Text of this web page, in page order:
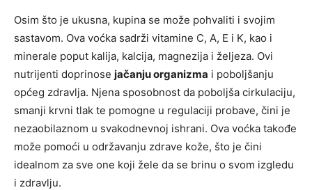
Osim što je ukusna, kupina se može pohvaliti i svojim
sastavom. Ova voćka sadrži vitamine C, A, E i K, kao i
minerale poput kalija, kalcija, magnezija i željeza. Ovi
nutrijenti doprinose jačanju organizma i poboljšanju
općeg zdravlja. Njena sposobnost da poboljša cirkulaciju,
smanji krvni tlak te pomogne u regulaciji probave, čini je
nezaobilaznom u svakodnevnoj ishrani. Ova voćka takođe
može pomoći u održavanju zdrave kože, što je čini
idealnom za sve one koji žele da se brinu o svom izgledu
i zdravlju.